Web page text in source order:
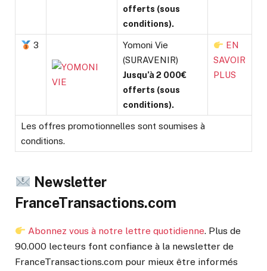
offerts (sous
conditions).
3
Yomoni Vie
(SURAVENIR)
Jusqu’à 2 000€
offerts (sous
conditions).
EN
SAVOIR
PLUS
Les offres promotionnelles sont soumises à
conditions.
Newsletter
FranceTransactions.com
Abonnez vous à notre lettre quotidienne. Plus de
90.000 lecteurs font confiance à la newsletter de
FranceTransactions.com pour mieux être informés